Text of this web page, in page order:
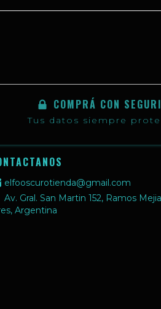
COMPRÁ CON
Tus datos siempre
elfooscurotienda@gmail.com
Av. Gral. San Martin 152, Ramos
Argentina